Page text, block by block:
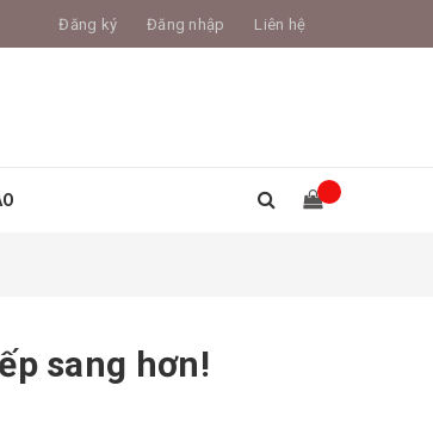
Đăng ký Đăng nhập Liên hệ
sang hơn!